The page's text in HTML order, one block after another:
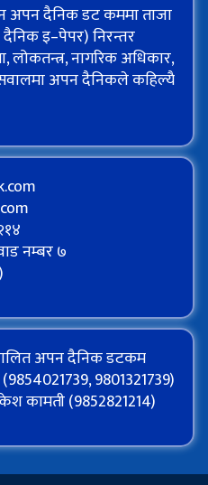
अपन दैनिक डट कममा ताजा
इ–पेपर) निरन्तर
लोकतन्त्र, नागरिक अधिकार,
अपन दैनिकले कहिल्यै
नम्बर ७
अपन दैनिक डटकम
9801321739)
कामती (9852821214)